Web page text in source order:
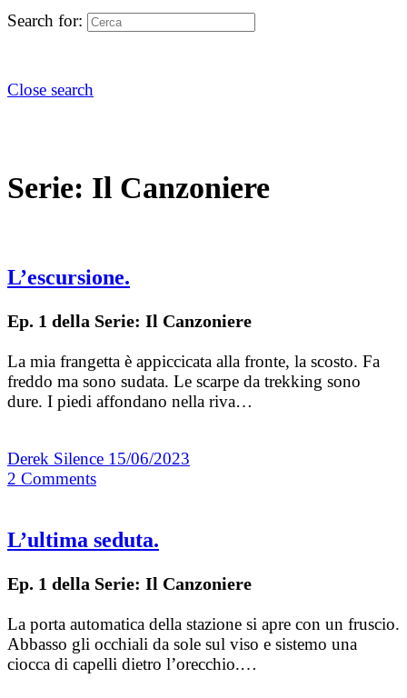
Search for:
Close search
Serie: Il Canzoniere
L’escursione.
Ep. 1 della Serie: Il Canzoniere
La mia frangetta è appiccicata alla fronte, la scosto. Fa
freddo ma sono sudata. Le scarpe da trekking sono
dure. I piedi affondano nella riva…
Derek Silence 15/06/2023
2 Comments
L’ultima seduta.
Ep. 1 della Serie: Il Canzoniere
La porta automatica della stazione si apre con un fruscio.
Abbasso gli occhiali da sole sul viso e sistemo una
ciocca di capelli dietro l’orecchio.…